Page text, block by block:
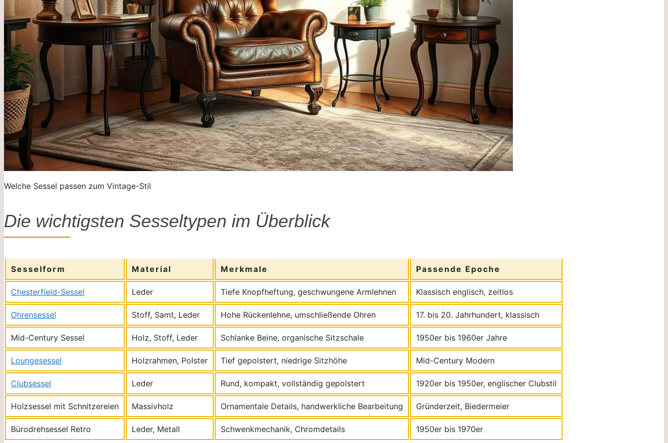
Welche Sessel passen zum Vintage-Stil
Die wichtigsten Sesseltypen im Überblick
Sesselform Material Merkmale Passende Epoche
Chesterfield-Sessel Leder Tiefe Knopfheftung, geschwungene Armlehnen Klassisch englisch, zeitlos
Ohrensessel Stoff, Samt, Leder Hohe Rückenlehne, umschließende Ohren 17. bis 20. Jahrhundert, klassisch
Mid-Century Sessel Holz, Stoff, Leder Schlanke Beine, organische Sitzschale 1950er bis 1960er Jahre
Loungesessel Holzrahmen, Polster Tief gepolstert, niedrige Sitzhöhe Mid-Century Modern
Clubsessel Leder Rund, kompakt, vollständig gepolstert 1920er bis 1950er, englischer Clubstil
Holzsessel mit Schnitzereien Massivholz Ornamentale Details, handwerkliche Bearbeitung Gründerzeit, Biedermeier
Bürodrehsessel Retro Leder, Metall Schwenkmechanik, Chromdetails 1950er bis 1970er